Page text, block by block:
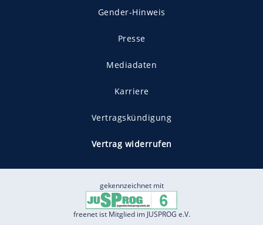
Gender-Hinweis
Presse
Mediadaten
Karriere
Vertragskündigung
Vertrag widerrufen
gekennzeichnet mit
freenet ist Mitglied im JUSPROG e.V.